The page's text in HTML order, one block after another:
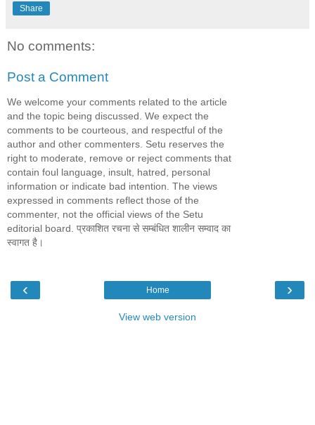
Share
No comments:
Post a Comment
We welcome your comments related to the article
and the topic being discussed. We expect the
comments to be courteous, and respectful of the
author and other commenters. Setu reserves the
right to moderate, remove or reject comments that
contain foul language, insult, hatred, personal
information or indicate bad intention. The views
expressed in comments reflect those of the
commenter, not the official views of the Setu
editorial board. प्रकाशित रचना से सम्बंधित शालीन सम्वाद का
स्वागत है।
‹ ›
Home
View web version